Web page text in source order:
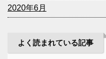
2020年6月
よく読まれている記事